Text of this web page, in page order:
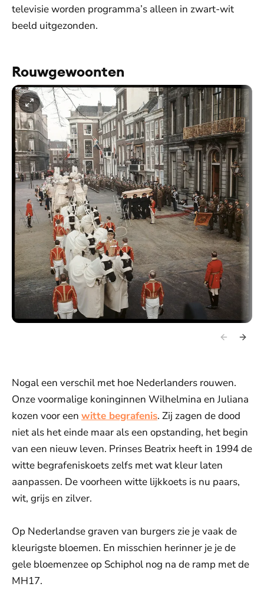
televisie worden programma’s alleen in zwart-wit
beeld uitgezonden.
Rouwgewoonten
Nogal een verschil met hoe Nederlanders rouwen.
Onze voormalige koninginnen Wilhelmina en Juliana
kozen voor een witte begrafenis. Zij zagen de dood
niet als het einde maar als een opstanding, het begin
van een nieuw leven. Prinses Beatrix heeft in 1994 de
witte begrafeniskoets zelfs met wat kleur laten
aanpassen. De voorheen witte lijkkoets is nu paars,
wit, grijs en zilver.
Op Nederlandse graven van burgers zie je vaak de
kleurigste bloemen. En misschien herinner je je de
gele bloemenzee op Schiphol nog na de ramp met de
MH17.